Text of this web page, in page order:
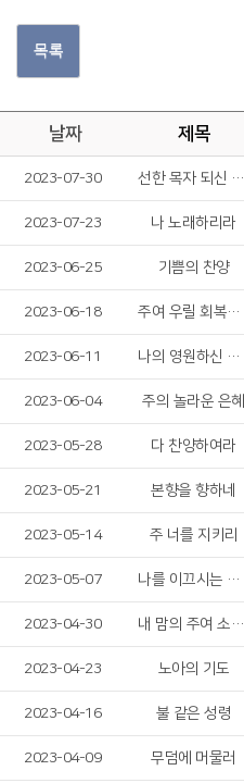
목록
날짜 제목
2023-07-30 선한 목자 되신 우리 주
2023-07-23 나 노래하리라
2023-06-25 기쁨의 찬양
2023-06-18 주여 우릴 회복시켜 주소서
2023-06-11 나의 영원하신 기업
2023-06-04 주의 놀라운 은혜
2023-05-28 다 찬양하여라
2023-05-21 본향을 향하네
2023-05-14 주 너를 지키리
2023-05-07 나를 이끄시는 주님
2023-04-30 내 맘의 주여 소망 되소서
2023-04-23 노아의 기도
2023-04-16 불 같은 성령
2023-04-09 무덤에 머물러